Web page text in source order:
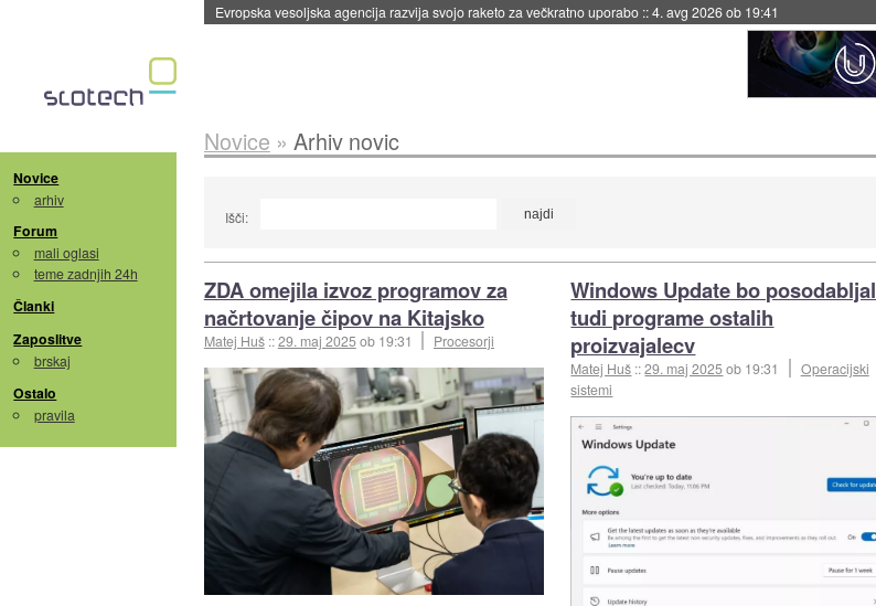
Evropska vesoljska agencija razvija svojo raketo za večkratno uporabo ::4. avg 2026 ob 19:41
Novice
arhiv
Forum
mali oglasi
teme zadnjih 24h
Članki
Zaposlitve
brskaj
Ostalo
pravila
Novice » Arhiv novic
Išči:
ZDA omejila izvoz programov za
načrtovanje čipov na Kitajsko
Matej Huš ::29. maj 2025ob 19:31 Procesorji
Windows Update bo posodabljal
tudi programe ostalih
proizvajalecv
Matej Huš ::29. maj 2025ob 19:31
Operacijski
sistemi